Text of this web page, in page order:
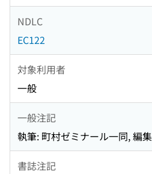
NDLC
EC122
対象利用者
一般
一般注記
執筆: 町村ゼミナール一同, 編
書誌注記